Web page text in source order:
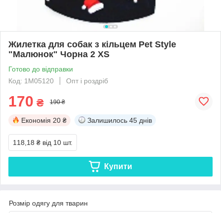
Жилетка для собак з кільцем Pet Style
"Малюнок" Чорна 2 XS
Готово до відправки
Код: 1M05120
Опт і роздріб
170 ₴ 190 ₴
Економія 20 ₴ Залишилось 45 днів
118,18 ₴ від 10 шт.
Купити
Розмір одягу для тварин